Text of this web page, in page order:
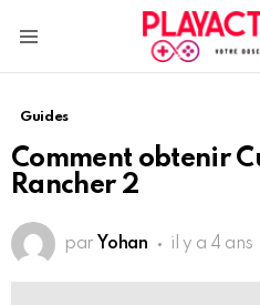
Guides
Comment obtenir
Rancher 2
par Yohan il y a 4 ans